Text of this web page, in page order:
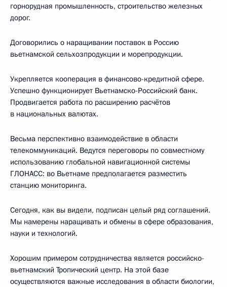
горнорудная промышленность, строительство железных
дорог.
Договорились о наращивании поставок в Россию
вьетнамской сельхозпродукции и морепродукции.
Укрепляется кооперация в финансово-кредитной сфере.
Успешно функционирует Вьетнамско-Российский банк.
Продвигается работа по расширению расчётов
в национальных валютах.
Весьма перспективно взаимодействие в области
телекоммуникаций. Ведутся переговоры по совместному
использованию глобальной навигационной системы
ГЛОНАСС: во Вьетнаме предполагается разместить
станцию мониторинга.
Сегодня, как вы видели, подписан целый ряд соглашений.
Мы намерены наращивать и обмены в сфере образования,
науки и технологий.
Хорошим примером сотрудничества является российско-
вьетнамский Тропический центр. На этой базе
осуществляются важные исследования в области биологии,